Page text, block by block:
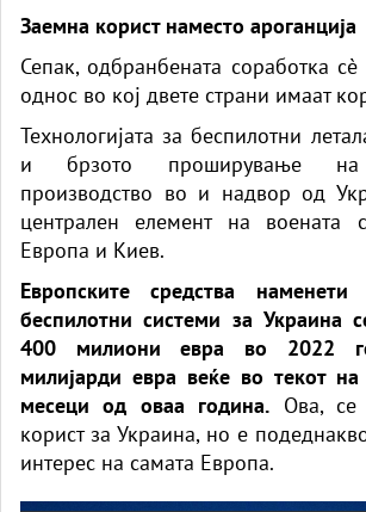
Заемна корист наместо ароганција
Сепак, одбранбената соработка сè
однос во кој двете страни имаат
Технологијата за беспилотни
и брзото проширување на
производство во и надвор од
централен елемент на воената
Европа и Киев.
Европските средства
беспилотни системи за Украина
400 милиони евра во 2022
милијарди евра веќе во текот
месеци од оваа година. Ова,
корист за Украина, но е
интерес на самата Европа.